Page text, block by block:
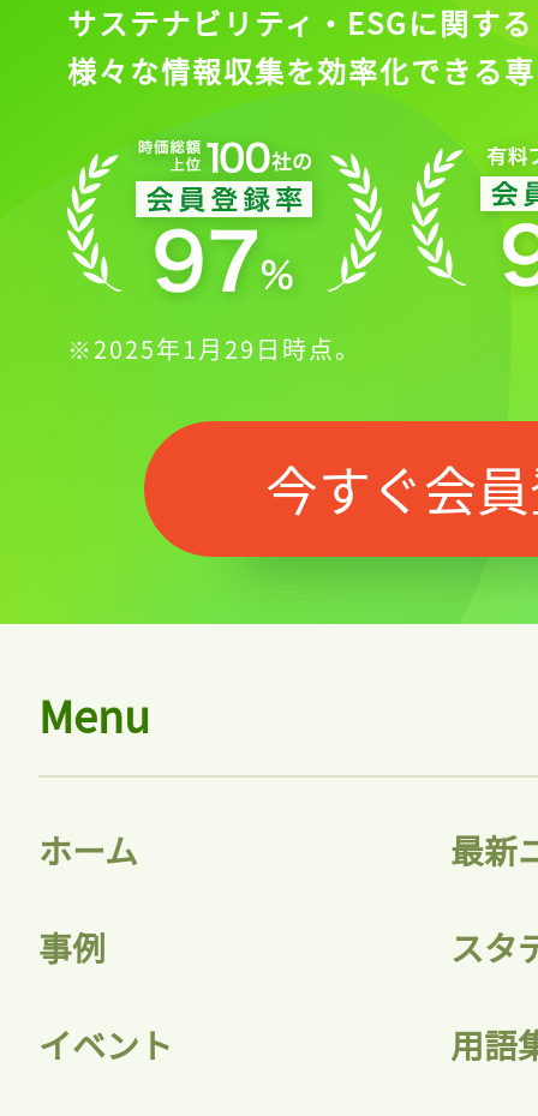
サステナビリティ・ESGに関する
様々な情報収集を効率化できる
※2025年1月29日時点。
今すぐ会
Menu
ホーム 最新
事例 スタ
イベント 用語